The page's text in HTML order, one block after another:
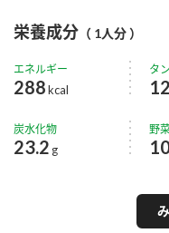
栄養成分 （ 1人分 ）
エネルギー
288kcal
タ
炭水化物
23.2 g
野